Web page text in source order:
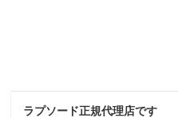
ラプソード正規代理店です